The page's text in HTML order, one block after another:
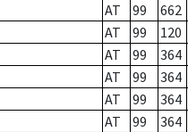
AT 99 662
AT 99 120
AT 99 364
AT 99 364
AT 99 364
AT 99 364